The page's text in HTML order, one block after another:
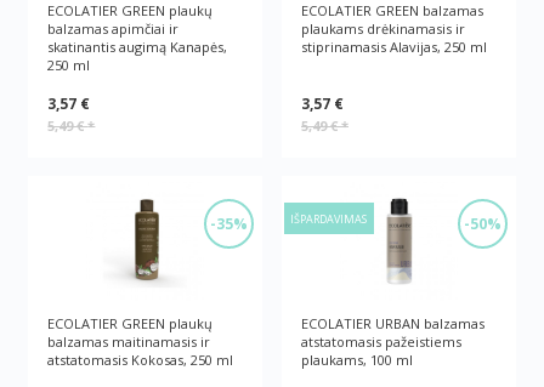
ECOLATIER GREEN plaukų
balzamas apimčiai ir
skatinantis augimą Kanapės,
250 ml
3,57 €
5,49 €*
ECOLATIER GREEN balzamas
plaukams drėkinamasis ir
stiprinamasis Alavijas, 250 ml
3,57 €
5,49 €*
-35%
ECOLATIER GREEN plaukų
balzamas maitinamasis ir
atstatomasis Kokosas, 250 ml
-50%
IŠPARDAVIMAS
ECOLATIER URBAN balzamas
atstatomasis pažeistiems
plaukams, 100 ml